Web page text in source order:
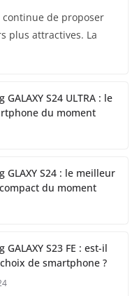
continue de proposer
plus attractives. La
GALAXY S24 ULTRA : le
du moment
GLAXY S24 : le meilleur
du moment
GALAXY S23 FE : est-il
de smartphone ?